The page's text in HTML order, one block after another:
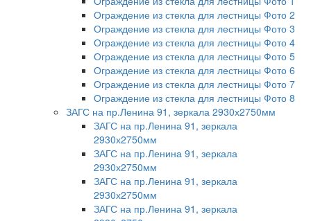
Ограждение из стекла для лестницы Фото 2
Ограждение из стекла для лестницы Фото 3
Ограждение из стекла для лестницы Фото 4
Ограждение из стекла для лестницы Фото 5
Ограждение из стекла для лестницы Фото 6
Ограждение из стекла для лестницы Фото 7
Ограждение из стекла для лестницы Фото 8
ЗАГС на пр.Ленина 91, зеркала 2930х2750мм
ЗАГС на пр.Ленина 91, зеркала
2930х2750мм
ЗАГС на пр.Ленина 91, зеркала
2930х2750мм
ЗАГС на пр.Ленина 91, зеркала
2930х2750мм
ЗАГС на пр.Ленина 91, зеркала